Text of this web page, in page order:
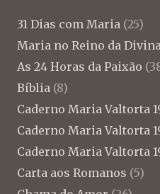
31 Dias com Maria (25)
Maria no Reino da
As 24 Horas da Paixão
Bíblia (8)
Caderno Maria Valtorta
Caderno Maria Valtorta
Caderno Maria Valtorta
Carta aos Romanos (5)